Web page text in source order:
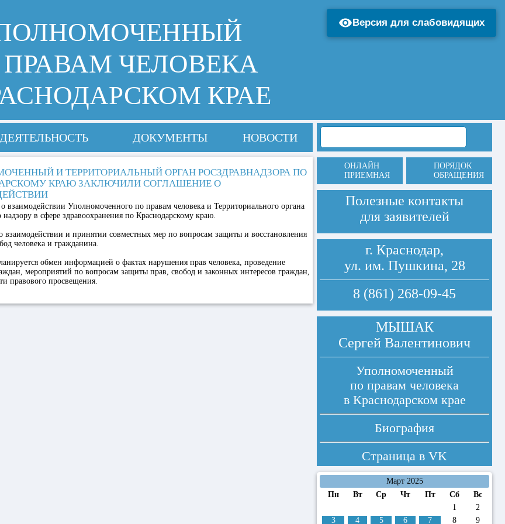
ЧЕЛОВЕКА
КРАЕ
ДЕЯТЕЛЬНОСТЬ ДОКУМЕНТЫ НОВОСТИ
И ТЕРРИТОРИАЛЬНЫЙ ОРГАН РОСЗДРАВНАДЗОРА ПО
КРАЮ ЗАКЛЮЧИЛИ СОГЛАШЕНИЕ О
взаимодействии Уполномоченного по правам человека и Территориального органа
в сфере здравоохранения по Краснодарскому краю.
взаимодействии и принятии совместных мер по вопросам защиты и восстановления
человека и гражданина.
обмен информацией о фактах нарушения прав человека, проведение
мероприятий по вопросам защиты прав, свобод и законных интересов граждан,
правового просвещения.
ОНЛАЙН
ПРИЕМНАЯ
ПОРЯДОК
ОБРАЩЕНИЯ
Полезные контакты
для заявителей
г. Краснодар,
ул. им. Пушкина, 28
8 (861) 268-09-45
МЫШАК
Сергей Валентинович
Уполномоченный
по правам человека
в Краснодарском крае
Биография
Страница в VK
Март 2025
Пн
Вт Ср Чт Пт Сб
Вс
1
2
3
4 5 6 7 8 9
Версия для слабовидящих